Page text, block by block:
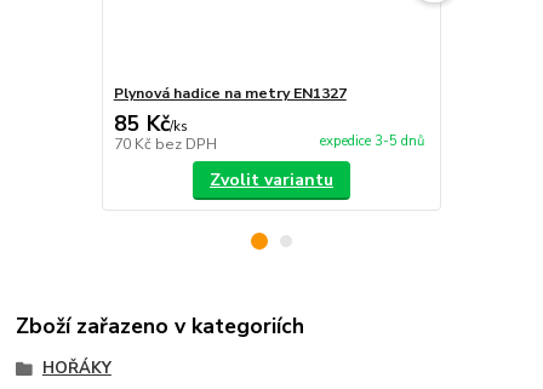
Plynová hadice na metry EN1327
85 Kč/ks
70 Kč bez DPH expedice 3-5 dnů
Zvolit variantu
Zboží zařazeno v kategoriích
HOŘÁKY